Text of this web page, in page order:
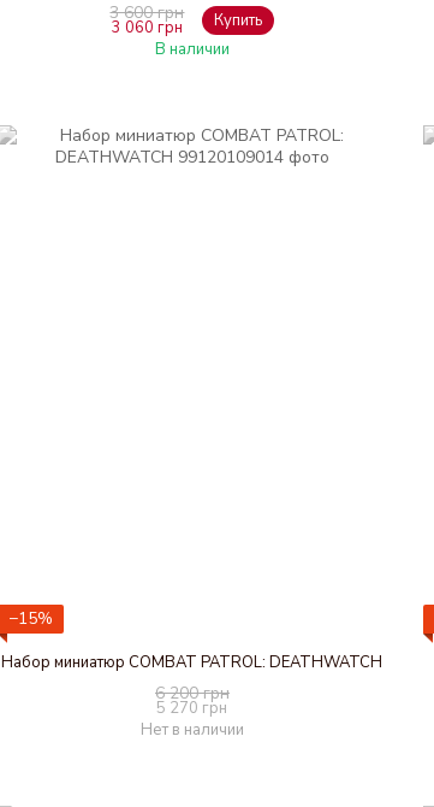
3 600 грн
3 060 грн
Купить
В наличии
−15%
Набор миниатюр COMBAT PATROL: DEATHWATCH
6 200 грн
5 270 грн
Нет в наличии